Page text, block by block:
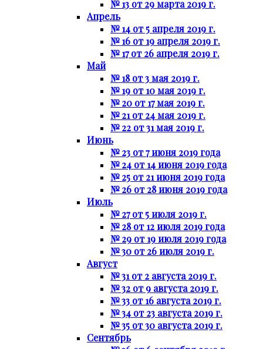
№ 13 от 29 марта 2019 г.
Апрель
№ 14 от 5 апреля 2019 г.
№ 16 от 19 апреля 2019 г.
№ 17 от 26 апреля 2019 г.
Май
№ 18 от 3 мая 2019 г.
№ 19 от 10 мая 2019 г.
№ 20 от 17 мая 2019 г.
№ 21 от 24 мая 2019 г.
№ 22 от 31 мая 2019 г.
Июнь
№ 23 от 7 июня 2019 года
№ 24 от 14 июня 2019 года
№ 25 от 21 июня 2019 года
№ 26 от 28 июня 2019 года
Июль
№ 27 от 5 июля 2019 г.
№ 28 от 12 июля 2019 года
№ 29 от 19 июля 2019 года
№ 30 от 26 июля 2019 г.
Август
№ 31 от 2 августа 2019 г.
№ 32 от 9 августа 2019 г.
№ 33 от 16 августа 2019 г.
№ 34 от 23 августа 2019 г.
№ 35 от 30 августа 2019 г.
Сентябрь